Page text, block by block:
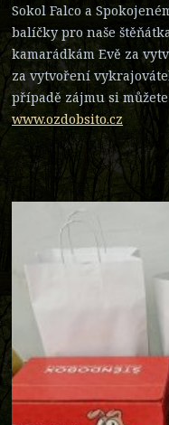
Sokol Falco a
balíčky pro naše
kamarádkám Evě za
za vytvoření
případě zájmu si
www.ozdobsito.cz